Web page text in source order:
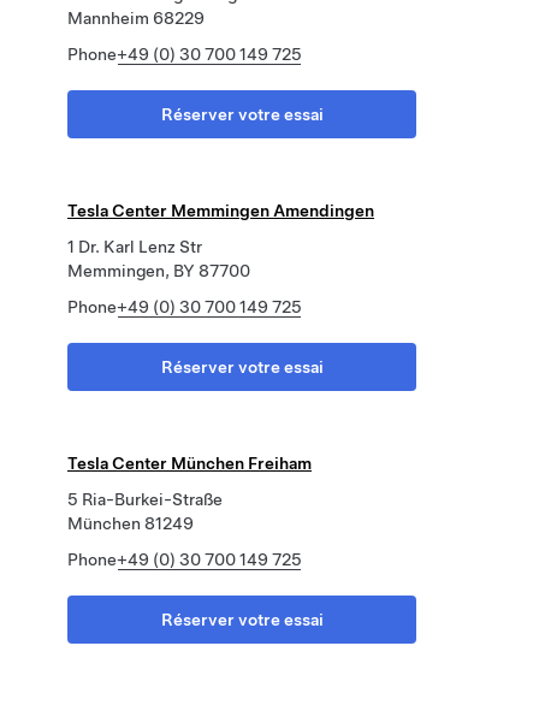
Mannheim 68229
Phone+49 (0) 30 700 149 725
Réserver votre essai
Tesla Center Memmingen Amendingen
1 Dr. Karl Lenz Str
Memmingen, BY 87700
Phone+49 (0) 30 700 149 725
Réserver votre essai
Tesla Center München Freiham
5 Ria-Burkei-Straße
München 81249
Phone+49 (0) 30 700 149 725
Réserver votre essai